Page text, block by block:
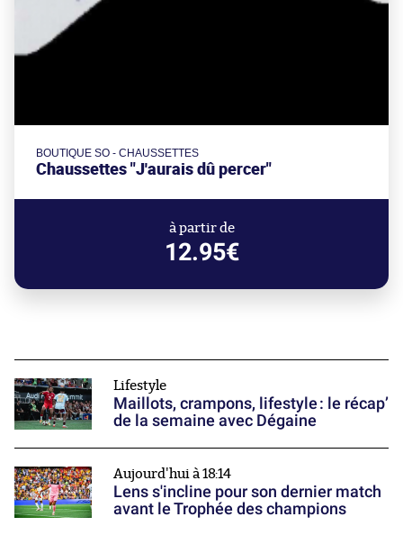
BOUTIQUE SO - CHAUSSETTES
Chaussettes "J'aurais dû percer"
à partir de
12.95€
Lifestyle
Maillots, crampons, lifestyle : le récap’
de la semaine avec Dégaine
Aujourd'hui à 18:14
Lens s'incline pour son dernier match
avant le Trophée des champions